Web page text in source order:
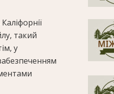
такий
у